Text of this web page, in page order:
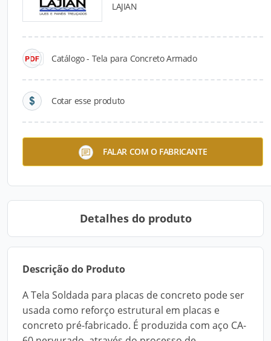
LAJIAN
Catálogo - Tela para Concreto Armado
Cotar esse produto
FALAR COM O FABRICANTE
Catálogos para Download
Espaçadores Treliçados -
Detalhes do produto
Descrição do Produto
A Tela Soldada para placas de concreto pode ser
usada como reforço estrutural em placas e
concreto pré-fabricado. É produzida com aço CA-